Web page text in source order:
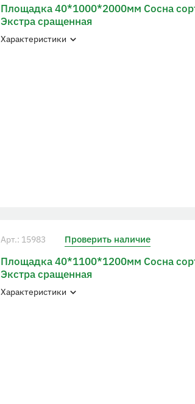
Площадка 40*1000*2000мм Сосна
Экстра сращенная
Характеристики
Арт.: 15983 Проверить наличие
Площадка 40*1100*1200мм Сосна
Экстра сращенная
Характеристики